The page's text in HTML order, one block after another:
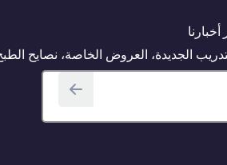
الجديدة، العروض الخاصة، نصايح